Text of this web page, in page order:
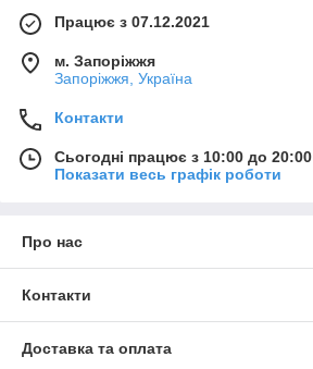
Працює з 07.12.2021
м. Запоріжжя
Запоріжжя, Україна
Контакти
Сьогодні працює з 10:00 до 20:00
Показати весь графік роботи
Про нас
Контакти
Доставка та оплата